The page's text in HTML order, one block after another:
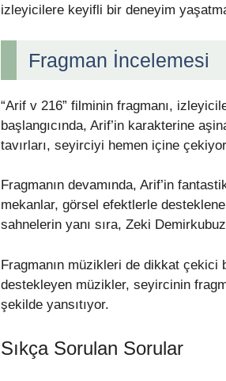
izleyicilere keyifli bir deneyim
Fragman İncelemesi
“Arif v 216” filminin fragmanı,
başlangıcında, Arif’in karakterine
tavırları, seyirciyi hemen içine
Fragmanın devamında, Arif’in
mekanlar, görsel efektlerle
sahnelerin yanı sıra, Zeki
Fragmanın müzikleri de dikkat
destekleyen müzikler, seyircinin
şekilde yansıtıyor.
Sıkça Sorulan Sorular